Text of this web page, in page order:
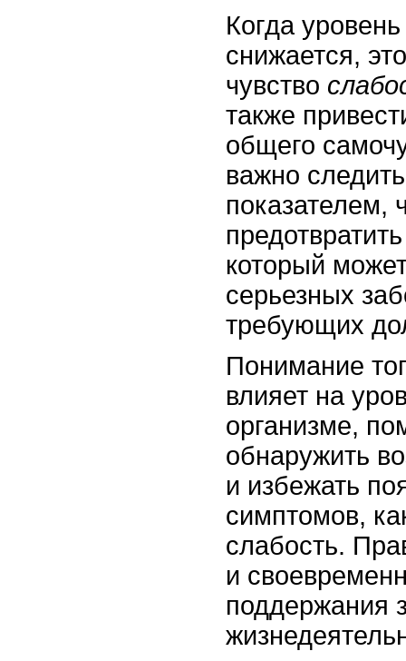
Когда
снижается,
чувство
также
общего
важно
показателем,
который
серьезных
требующих
Понимание
влияет на
организме,
обнаружить
и избежать
симптомов,
слабость.
и
поддержания